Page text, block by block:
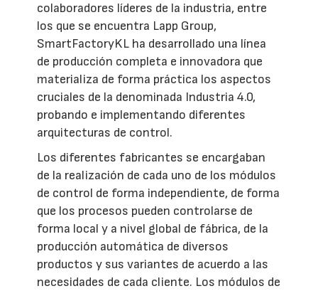
colaboradores líderes de la industria, entre
los que se encuentra Lapp Group,
SmartFactoryKL ha desarrollado una línea
de producción completa e innovadora que
materializa de forma práctica los aspectos
cruciales de la denominada Industria 4.0,
probando e implementando diferentes
arquitecturas de control.
Los diferentes fabricantes se encargaban
de la realización de cada uno de los módulos
de control de forma independiente, de forma
que los procesos pueden controlarse de
forma local y a nivel global de fábrica, de la
producción automática de diversos
productos y sus variantes de acuerdo a las
necesidades de cada cliente. Los módulos de